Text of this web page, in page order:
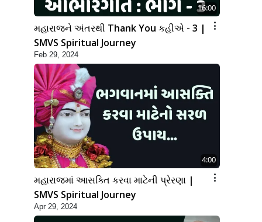
16:00
મહારાજને અંતરથી Thank You કહીએ - 3 |
SMVS Spiritual Journey
Feb 29, 2024
4:00
મહારાજમાં આસક્તિ કરવા માટેની પ્રેરણા |
SMVS Spiritual Journey
Apr 29, 2024